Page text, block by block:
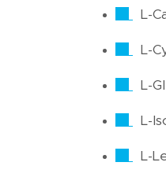
L-
L-
L-
L-
L-